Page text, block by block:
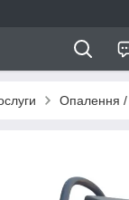
Опалення /